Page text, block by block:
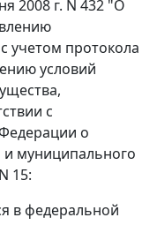
2008 г. N 432 "О
учетом протокола
условий
с
о
и муниципального
15:
в федеральной